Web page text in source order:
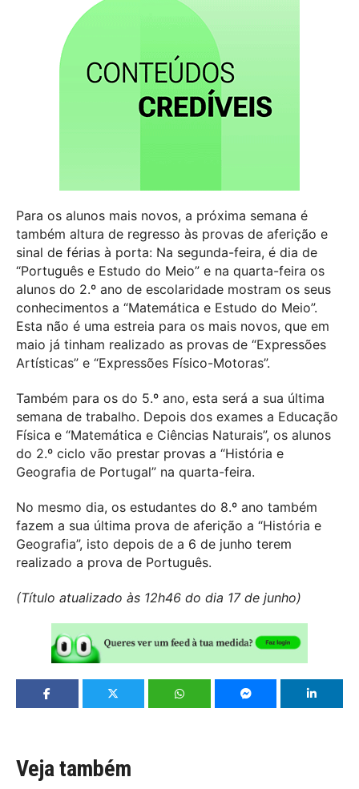
Para os alunos mais novos, a próxima semana é
também altura de regresso às provas de aferição e
sinal de férias à porta: Na segunda-feira, é dia de
“Português e Estudo do Meio” e na quarta-feira os
alunos do 2.º ano de escolaridade mostram os seus
conhecimentos a “Matemática e Estudo do Meio”.
Esta não é uma estreia para os mais novos, que em
maio já tinham realizado as provas de “Expressões
Artísticas” e “Expressões Físico-Motoras”.
Também para os do 5.º ano, esta será a sua última
semana de trabalho. Depois dos exames a Educação
Física e “Matemática e Ciências Naturais”, os alunos
do 2.º ciclo vão prestar provas a “História e
Geografia de Portugal” na quarta-feira.
No mesmo dia, os estudantes do 8.º ano também
fazem a sua última prova de aferição a “História e
Geografia”, isto depois de a 6 de junho terem
realizado a prova de Português.
(Título atualizado às 12h46 do dia 17 de junho)
Veja também